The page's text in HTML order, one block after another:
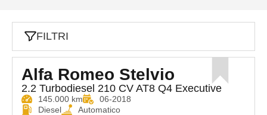
FILTRI
Alfa Romeo Stelvio
2.2 Turbodiesel 210 CV AT8 Q4 Executive
145.000 km
06-2018
Diesel
Automatico